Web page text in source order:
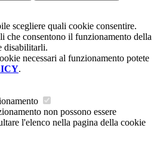
scegliere quali cookie consentire.
che consentono il funzionamento della
disabilitarli.
necessari al funzionamento potete
.
non possono essere
l'elenco nella pagina della cookie